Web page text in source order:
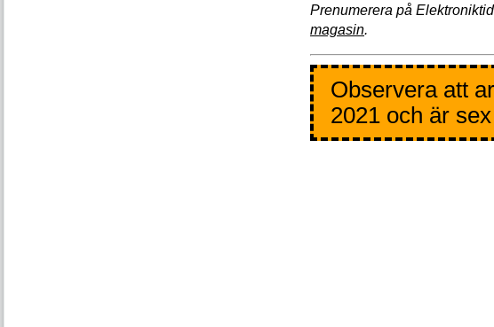
Prenumerera på
magasin.
Observera att
2021 och är